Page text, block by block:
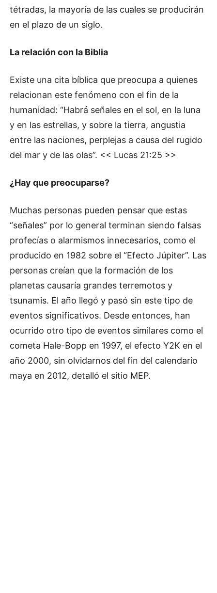
tétradas, la mayoría de las cuales se producirán
en el plazo de un siglo.
La relación con la Biblia
Existe una cita bíblica que preocupa a quienes
relacionan este fenómeno con el fin de la
humanidad: “Habrá señales en el sol, en la luna
y en las estrellas, y sobre la tierra, angustia
entre las naciones, perplejas a causa del rugido
del mar y de las olas”. << Lucas 21:25 >>
¿Hay que preocuparse?
Muchas personas pueden pensar que estas
“señales” por lo general terminan siendo falsas
profecías o alarmismos innecesarios, como el
producido en 1982 sobre el “Efecto Júpiter”. Las
personas creían que la formación de los
planetas causaría grandes terremotos y
tsunamis. El año llegó y pasó sin este tipo de
eventos significativos. Desde entonces, han
ocurrido otro tipo de eventos similares como el
cometa Hale-Bopp en 1997, el efecto Y2K en el
año 2000, sin olvidarnos del fin del calendario
maya en 2012, detalló el sitio MEP.